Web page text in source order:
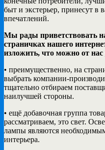
быт и экстерьер, принесут в
впечатлений.
Мы рады приветствовать
страничках нашего
изложить, что можно от нас
• преимущественно, на
выбрать компании-
тщательно отбираем
наилучшей стороны.
• ещё добавочная группа
рассматриваем, это свет.
лампы являются
интерьера.